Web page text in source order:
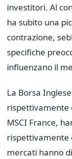
investitori. Al
ha subito una
contrazione,
specifiche
influenzano il
La Borsa
rispettivamente
MSCI France,
rispettivamente
mercati hanno